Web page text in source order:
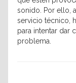
sonido. Por ello,
servicio técnico,
para intentar dar
problema.